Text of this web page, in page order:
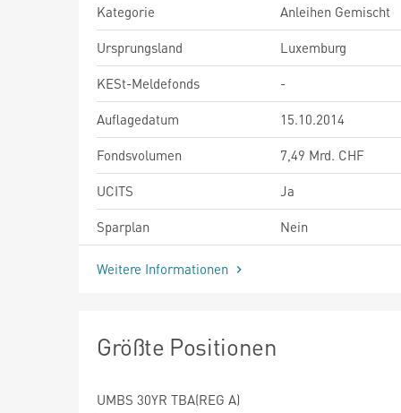
Kategorie
Anleihen Gemischt
Ursprungsland
Luxemburg
KESt-Meldefonds
-
Auflagedatum
15.10.2014
Fondsvolumen
7,49 Mrd. CHF
UCITS
Ja
Sparplan
Nein
Weitere Informationen
Größte Positionen
UMBS 30YR TBA(REG A)